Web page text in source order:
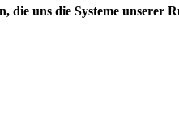
uns die Systeme unserer